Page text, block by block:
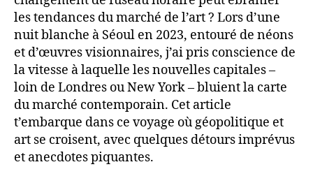
les tendances du marché de l’art ? Lors d’une
nuit blanche à Séoul en 2023, entouré de néons
et d’œuvres visionnaires, j’ai pris conscience de
la vitesse à laquelle les nouvelles capitales –
loin de Londres ou New York – bluient la carte
du marché contemporain. Cet article
t’embarque dans ce voyage où géopolitique et
art se croisent, avec quelques détours imprévus
et anecdotes piquantes.